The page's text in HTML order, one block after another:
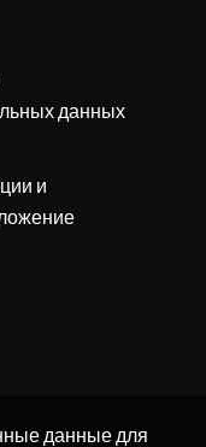
данных
и
данные для